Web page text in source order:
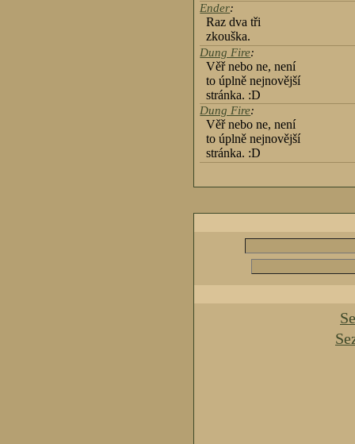
Ender:
Raz dva tři
zkouška.
Dung Fire:
Věř nebo ne, není
to úplně nejnovější
stránka. :D
Dung Fire:
Věř nebo ne, není
to úplně nejnovější
stránka. :D